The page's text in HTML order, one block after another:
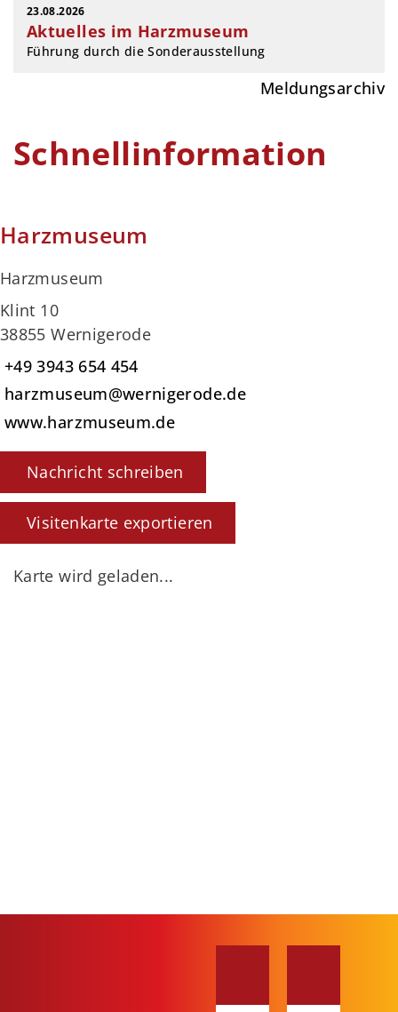
23.08.2026
Aktuelles im Harzmuseum
Führung durch die Sonderausstellung
Meldungsarchiv
Schnellinformation
Harzmuseum
Harzmuseum
Klint 10
38855 Wernigerode
+49 3943 654 454
harzmuseum@wernigerode.de
www.harzmuseum.de
Nachricht schreiben
Visitenkarte exportieren
Karte wird geladen...